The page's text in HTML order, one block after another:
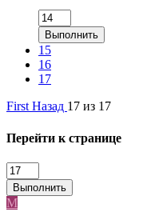
Выполнить
15
16
17
First Назад 17 из 17
Перейти к странице
Выполнить
M